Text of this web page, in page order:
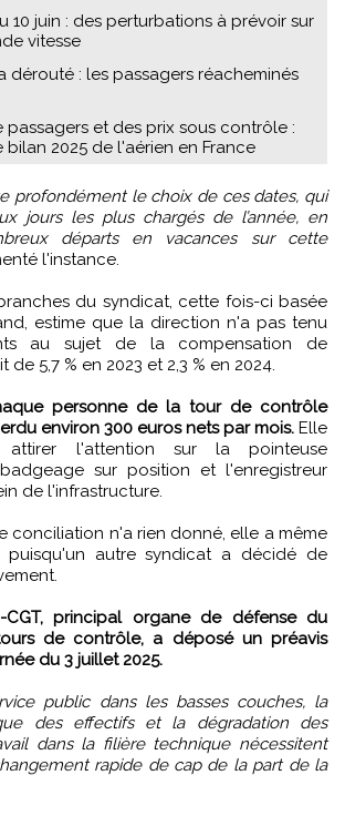
10 juin : des perturbations à prévoir sur
vitesse
dérouté : les passagers réacheminés
passagers et des prix sous contrôle :
bilan 2025 de l'aérien en France
jours les plus chargés de l’année, en
départs en vacances sur cette
l'instance.
du syndicat, cette fois-ci basée
estime que la direction n'a pas tenu
au sujet de la compensation de
5,7 % en 2023 et 2,3 % en 2024.
personne de la tour de contrôle
environ 300 euros nets par mois. Elle
attirer l'attention sur la pointeuse
sur position et l'enregistreur
de l'infrastructure.
conciliation n'a rien donné, elle a même
autre syndicat a décidé de
CGT, principal organe de défense du
de contrôle, a déposé un préavis
du 3 juillet 2025.
public dans les basses couches, la
des effectifs et la dégradation des
dans la filière technique nécessitent
rapide de cap de la part de la